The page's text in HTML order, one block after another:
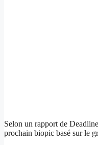
Selon un rapport de
prochain biopic basé sur le